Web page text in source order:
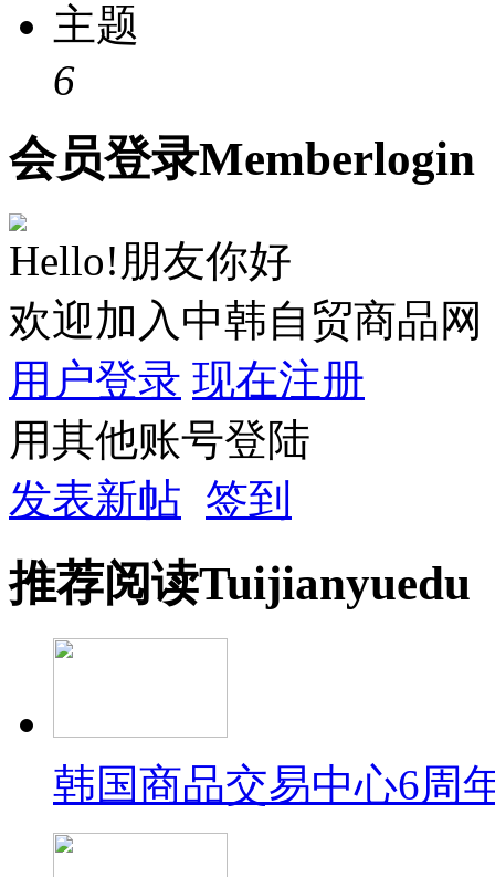
主题
6
会员登录Memberlogin
Hello!朋友你好
欢迎加入中韩自贸商品网
用户登录 现在注册
用其他账号登陆
发表新帖 签到
推荐阅读Tuijianyuedu
韩国商品交易中心6周